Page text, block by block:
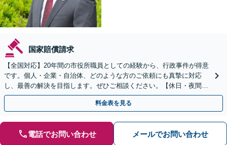
国家賠償請求
【全国対応】20年間の市役所職員としての経験から、行政事件が得意
です。個人・企業・自治体、どのような方のご依頼にも真摯に対応
し、最善の解決を目指します。ぜひご相談ください。【休日・夜間相
談可】【ビデオ面談可】【銀座駅1分】
料金表を見る
電話でお問い合わせ メールでお問い合わせ